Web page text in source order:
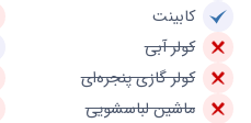
کابینت
کولر آبی
کولر گازی پنجره‌ای
ماشین لباسشویی